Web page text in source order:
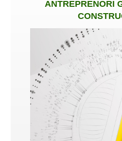
ANTREPRENORI